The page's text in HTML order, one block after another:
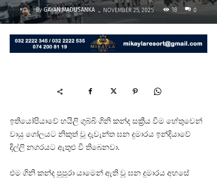
By GAYAN MADUSANKA - NOVEMBER 25, 2025 18 0
ඉතියෝපියාවේ හයිලි ගුබ්බි ගිනි කන්ද සක්‍රීය වීම හේතුවෙන්
වායු ගෝලයට නිකුත් වූ දැවැන්ත ඝන දුමාරය ඉන්දියාවේ
දිල්ලි නගරයට ඇතුළු වී තිබෙනවා.
එම ගිනි කන්ද පුපුරා යාමෙන් ඇති වූ ඝන දුමාරය අහසේ